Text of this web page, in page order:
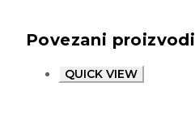
Povezani proizvodi
QUICK VIEW